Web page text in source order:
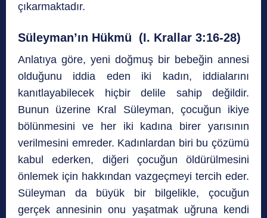
çıkarmaktadır.
Süleyman’ın Hükmü (I. Krallar 3:16-28)
Anlatıya göre, yeni doğmuş bir bebeğin annesi
olduğunu iddia eden iki kadın, iddialarını
kanıtlayabilecek hiçbir delile sahip değildir.
Bunun üzerine Kral Süleyman, çocuğun ikiye
bölünmesini ve her iki kadına birer yarısının
verilmesini emreder. Kadınlardan biri bu çözümü
kabul ederken, diğeri çocuğun öldürülmesini
önlemek için hakkından vazgeçmeyi tercih eder.
Süleyman da büyük bir bilgelikle, çocuğun
gerçek annesinin onu yaşatmak uğruna kendi